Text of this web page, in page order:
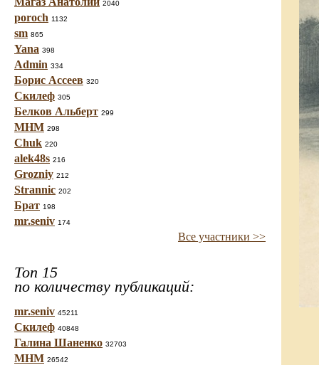
2040
poroch 1132
sm 865
Yana 398
Admin 334
Борис Ассеев 320
Скилеф 305
Белков Альберт 299
МНМ 298
Chuk 220
alek48s 216
Grozniy 212
Strannic 202
Брат 198
mr.seniv 174
Все участники >>
Топ 15
по количеству публикаций:
mr.seniv 45211
Скилеф 40848
Галина Шаненко 32703
МНМ 26542